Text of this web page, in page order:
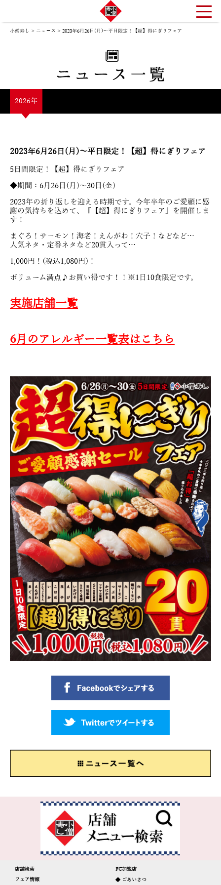
小僧寿し > ニュ－ス > 2023年6月26日(月)～平日限定！【超】得にぎりフェア
2026年
2023年6月26日(月)～平日限定！【超】得にぎりフェア
5日間限定！【超】得にぎりフェア
◆期間：6月26日(月)～30日(金)
2023年の折り返しを迎える時期です。今年半年のご愛顧に感
謝の気持ちを込めて、『【超】得にぎりフェア』を開催しま
す！
まぐろ！サーモン！海老！えんがわ！穴子！などなど…
人気ネタ・定番ネタなど20貫入って…
1,000円！(税込1,080円)！
ボリューム満点♪お買い得です！！※1日10食限定です。
実施店舗一覧
6月のアレルギー一覧表はこちら
店舗検索
フェア情報
FC加盟店
◆ ごあいさつ